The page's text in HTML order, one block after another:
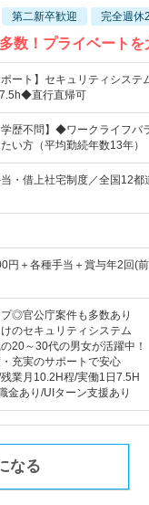
第二新卒歓迎 完全週休
数！プライベート
ート】セキュリティシス
直行直帰可
学歴不問】◆ワークライフ
い方（平均勤続年数13年）
当・借上社宅制度／全国12
円＋各種手当＋賞与年2回(
プ◎官公庁案件も多数あり
のセキュリティシステム
20～30代の男女が活躍中！
充実のサポートで安心
業月10.2H程/実働1日7.5H
金あり/UIターン支援あり
なる